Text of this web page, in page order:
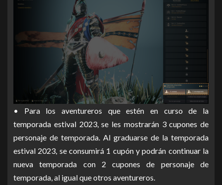
• Para los aventureros que estén en curso de la
temporada estival 2023, se les mostrarán 3 cupones de
personaje de temporada. Al graduarse de la temporada
estival 2023, se consumirá 1 cupón y podrán continuar la
nueva temporada con 2 cupones de personaje de
temporada, al igual que otros aventureros.